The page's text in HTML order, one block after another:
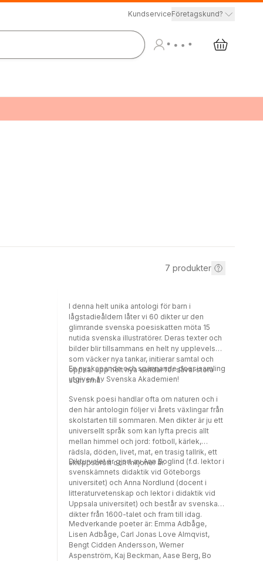
KundserviceFöretagskund?
7 produkter
I denna helt unika antologi för barn i
lågstadieåldern låter vi 60 dikter ur den
glimrande svenska poesiskatten möta 15
nutida svenska illustratörer. Deras texter och
bilder blir tillsammans en helt ny upplevelse
som väcker nya tankar, initierar samtal och
öppnar upp helt nya världar för såväl stora
som små.
En nyskapande och spännande poesisamling
utgiven av Svenska Akademien!
Svensk poesi handlar ofta om naturen och i
den här antologin följer vi årets växlingar från
skolstarten till sommaren. Men dikter är ju ett
universellt språk som kan lyfta precis allt
mellan himmel och jord: fotboll, kärlek,
rädsla, döden, livet, mat, en trasig tallrik, ett
skeppsbrott och miljoner år.
Dikturvalet är gjort av Ann Boglind (f.d. lektor i
svenskämnets didaktik vid Göteborgs
universitet) och Anna Nordlund (docent i
litteraturvetenskap och lektor i didaktik vid
Uppsala universitet) och består av svenska
dikter från 1600-talet och fram till idag.
Medverkande poeter är: Emma Adbåge,
Lisen Adbåge, Carl Jonas Love Almqvist,
Bengt Cidden Andersson, Werner
Aspenström, Kaj Beckman, Aase Berg, Bo